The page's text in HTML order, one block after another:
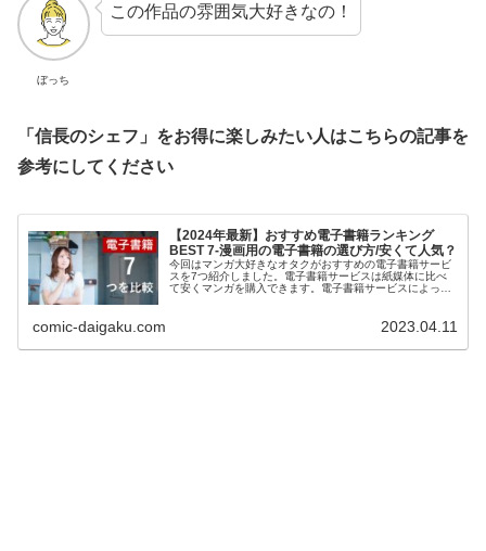
ぼっち
この作品の雰囲気大好きなの！
「信長のシェフ」をお得に楽しみたい人はこちらの記事を
参考にしてください
【2024年最新】おすすめ電子書籍ランキング
BEST 7-漫画用の電子書籍の選び方/安くて人気？
今回はマンガ大好きなオタクがおすすめの電子書籍サービ
スを7つ紹介しました。電子書籍サービスは紙媒体に比べ
て安くマンガを購入できます。電子書籍サービスによって
子書籍を知りたい方は是非こちらをご覧ください！
comic-daigaku.com 2023.04.11